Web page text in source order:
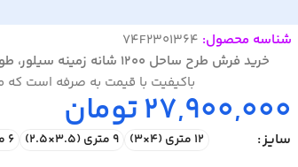
شناسه محصول: 74F2301364
خرید فرش طرح ساحل 1200 شانه
زمینه سیلور،
باکیفیت با قیمت به صرفه است که
27,900,000تومان
سایز 12 متری (4×3) 9 متری (3.5×2.5) 6 متری (3×2)